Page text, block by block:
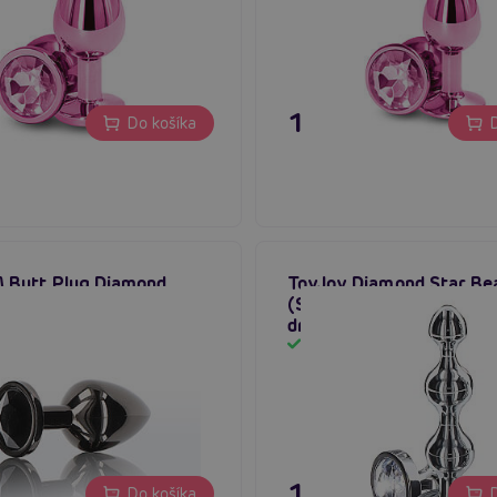
€ Do košíka 11,80 €
Butt Plug Diamond
(Black)
ToyJoy Diamond Star
(Small), análne korálky s
drahokamom